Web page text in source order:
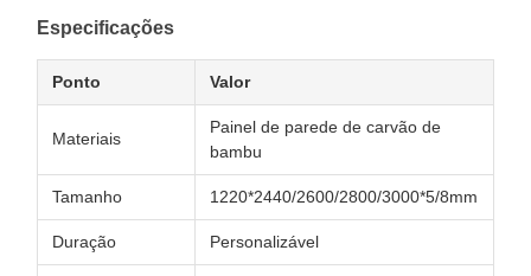
Especificações
Ponto Valor
Materiais
Painel de parede de carvão de
bambu
Tamanho 1220*2440/2600/2800/3000*5/8mm
Duração Personalizável